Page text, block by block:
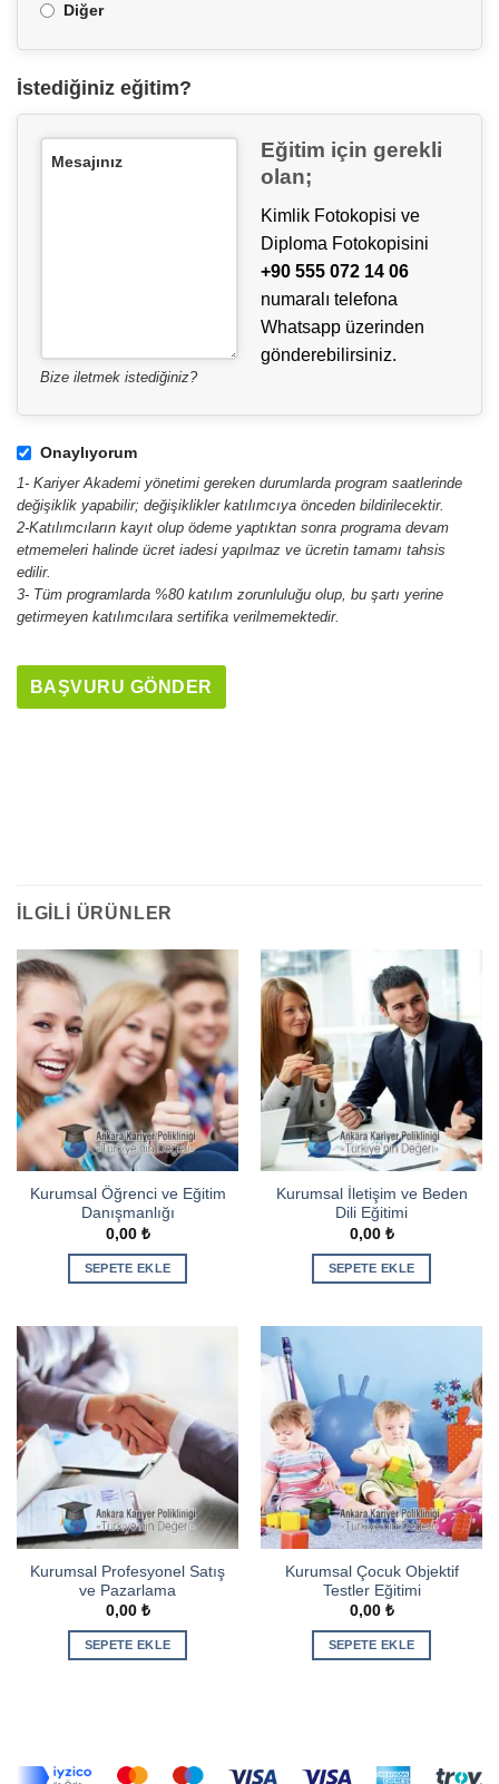
Diğer
İstediğiniz eğitim?
Mesajınız
Bize iletmek istediğiniz?
Eğitim için gerekli
olan;
Kimlik Fotokopisi ve
Diploma Fotokopisini
+90 555 072 14 06
numaralı telefona
Whatsapp üzerinden
gönderebilirsiniz.
Onaylıyorum
1- Kariyer Akademi yönetimi gereken durumlarda program saatlerinde
değişiklik yapabilir; değişiklikler katılımcıya önceden bildirilecektir.
2-Katılımcıların kayıt olup ödeme yaptıktan sonra programa devam
etmemeleri halinde ücret iadesi yapılmaz ve ücretin tamamı tahsis
edilir.
3- Tüm programlarda %80 katılım zorunluluğu olup, bu şartı yerine
getirmeyen katılımcılara sertifika verilmemektedir.
BAŞVURU GÖNDER
İLGILI ÜRÜNLER
Kurumsal Öğrenci ve Eğitim
Danışmanlığı
0,00 ₺
SEPETE EKLE
Kurumsal İletişim ve Beden
Dili Eğitimi
0,00 ₺
SEPETE EKLE
Kurumsal Profesyonel Satış
ve Pazarlama
0,00 ₺
SEPETE EKLE
Kurumsal Çocuk Objektif
Testler Eğitimi
0,00 ₺
SEPETE EKLE